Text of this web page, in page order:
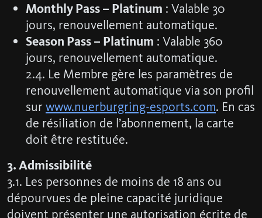
Monthly Pass – Platinum : Valable 30
jours, renouvellement automatique.
Season Pass – Platinum : Valable 360
jours, renouvellement automatique.
2.4. Le Membre gère les paramètres de
renouvellement automatique via son profil
surwww.nuerburgring-esports.com. En cas
de résiliation de l’abonnement, la carte
doit être restituée.
3. Admissibilité
3.1. Les personnes de moins de 18 ans ou
dépourvues de pleine capacité juridique
doivent présenter une autorisation écrite de